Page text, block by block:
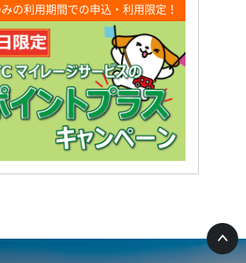
の利用期間での申込・利用限定！